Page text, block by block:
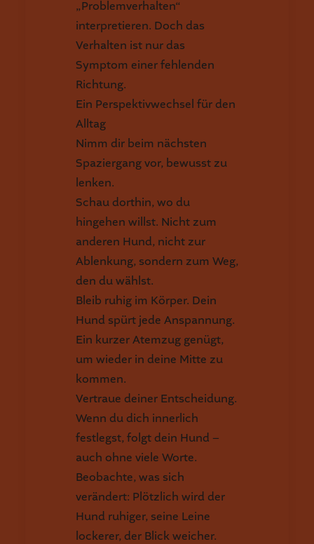
„Problemverhalten“
interpretieren. Doch das
Verhalten ist nur das
Symptom einer fehlenden
Richtung.
Ein Perspektivwechsel für den
Alltag
Nimm dir beim nächsten
Spaziergang vor, bewusst zu
lenken.
Schau dorthin, wo du
hingehen willst. Nicht zum
anderen Hund, nicht zur
Ablenkung, sondern zum Weg,
den du wählst.
Bleib ruhig im Körper. Dein
Hund spürt jede Anspannung.
Ein kurzer Atemzug genügt,
um wieder in deine Mitte zu
kommen.
Vertraue deiner Entscheidung.
Wenn du dich innerlich
festlegst, folgt dein Hund –
auch ohne viele Worte.
Beobachte, was sich
verändert: Plötzlich wird der
Hund ruhiger, seine Leine
lockerer, der Blick weicher.